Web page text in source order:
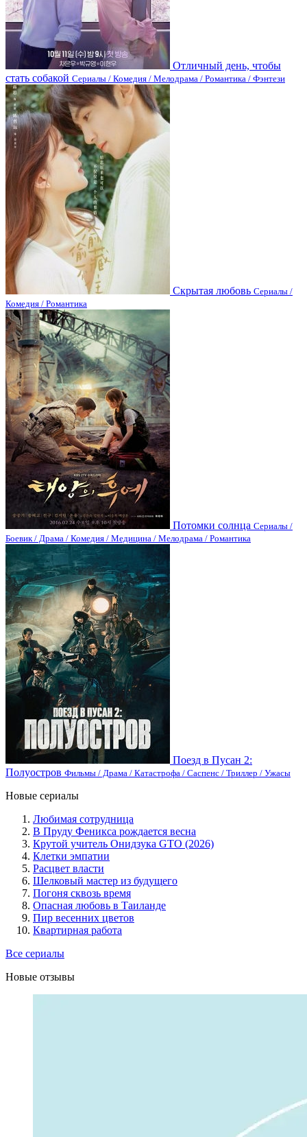
Отличный день, чтобы
стать собакой Сериалы / Комедия / Мелодрама / Романтика / Фэнтези
Скрытая любовь Сериалы /
Комедия / Романтика
Потомки солнца Сериалы /
Боевик / Драма / Комедия / Медицина / Мелодрама / Романтика
Поезд в Пусан 2:
Полуостров Фильмы / Драма / Катастрофа / Саспенс / Триллер / Ужасы
Новые сериалы
Любимая сотрудница
В Пруду Феникса рождается весна
Крутой учитель Онидзука GTO (2026)
Клетки эмпатии
Расцвет власти
Шелковый мастер из будущего
Погоня сквозь время
Опасная любовь в Таиланде
Пир весенних цветов
Квартирная работа
Все сериалы
Новые отзывы